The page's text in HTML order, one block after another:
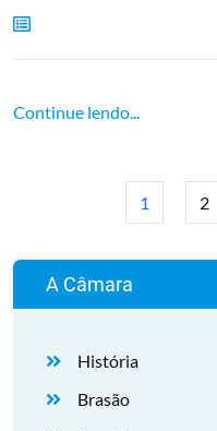
Continue lendo...
1 2
A Câmara
História
Brasão